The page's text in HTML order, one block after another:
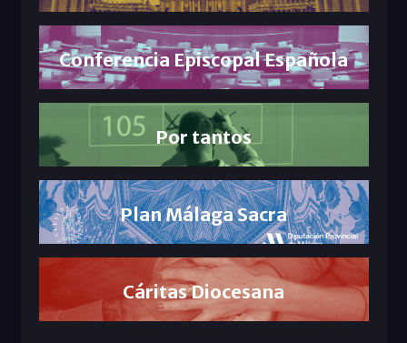
Conferencia Episcopal Española
Por tantos
Plan Málaga Sacra
Cáritas Diocesana